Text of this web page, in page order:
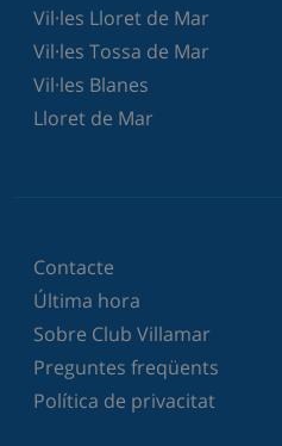
Vil·les Lloret de Mar
Vil·les Tossa de Mar
Vil·les Blanes
Lloret de Mar
Contacte
Última hora
Sobre Club Villamar
Preguntes freqüents
Política de privacitat